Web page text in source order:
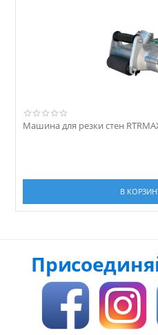
Машина для резки стен
В